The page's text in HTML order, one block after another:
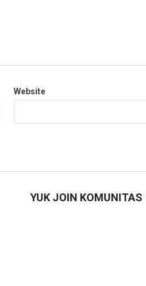
Website
YUK JOIN KOMUNITAS